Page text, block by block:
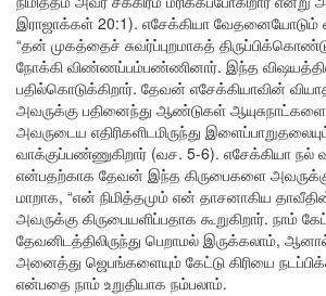
இராஜாக்கள் 20:1). எசேக்கியா வேதனையோடும்
“தன் முகத்தைச் சுவர்ப்புறமாகத்
நோக்கி விண்ணப்பம்பண்ணினார். இந்த
பதில்கொடுக்கிறார். தேவன் எசேக்கியாவின்
அவருக்கு பதினைந்து ஆண்டுகள்
அவருடைய எதிரிகளிடமிருந்து
வாக்குப்பண்ணுகிறார் (வச. 5-6). எசேக்கியா
என்பதற்காக தேவன் இந்த கிருபைகளை
மாறாக, “என் நிமித்தமும் என் தாசனாகிய
அவருக்கு கிருபையளிப்பதாக கூறுகிறார். நாம்
தேவனிடத்திலிருந்து பெறாமல் இருக்கலாம்,
அனைத்து ஜெபங்களையும் கேட்டு கிரியை
என்பதை நாம் உறுதியாக நம்பலாம்.